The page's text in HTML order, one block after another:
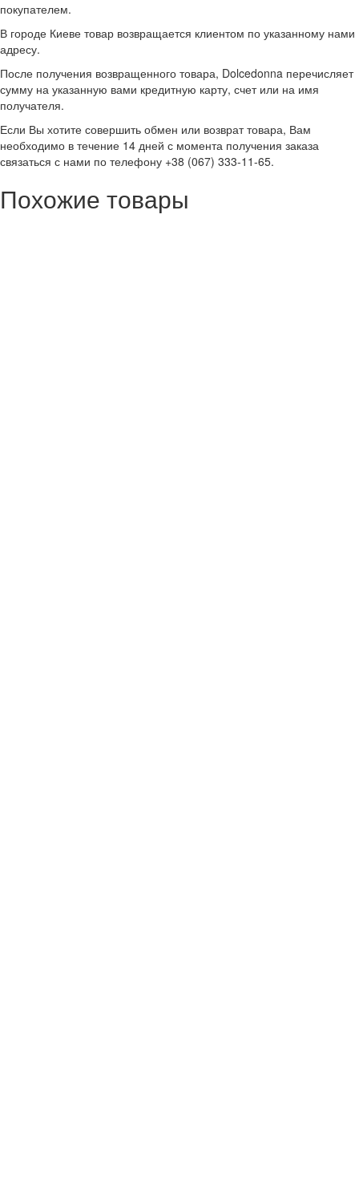
покупателем.
В городе Киеве товар возвращается клиентом по указанному нами
адресу.
После получения возвращенного товара, Dolcedonna перечисляет
сумму на указанную вами кредитную карту, счет или на имя
получателя.
Если Вы хотите совершить обмен или возврат товара, Вам
необходимо в течение 14 дней с момента получения заказа
связаться с нами по телефону +38 (067) 333-11-65.
Похожие товары